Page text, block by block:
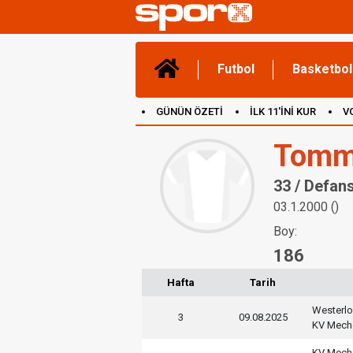
Futbol Basketbol
GÜNÜN ÖZETİ İLK 11'İNİ KUR
33 /
03.1.2000 ()
Boy:
186
Hafta Tarih
3 09.08.2025
Westerlo
KV